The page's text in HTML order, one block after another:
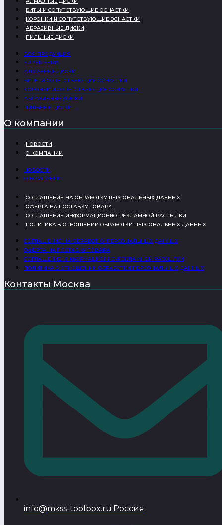
БИТЫ И СОПУТСТВУЮЩИЕ ОСНАСТКИ
КОРОНКИ И СОПУТСТВУЮЩИЕ ОСНАСТКИ
АБРАЗИВНЫЕ ДИСКИ
ПИЛЬНЫЕ ДИСКИ
ВСЯ ПРОДУКЦИЯ
SUPER SERIA
АЛМАЗНЫЕ ДИСКИ
БИТЫ И СОПУТСТВУЮЩИЕ ОСНАСТКИ
КОРОНКИ И СОПУТСТВУЮЩИЕ ОСНАСТКИ
АБРАЗИВНЫЕ ДИСКИ
ПИЛЬНЫЕ ДИСКИ
О компании
НОВОСТИ
О КОМПАНИИ
НОВОСТИ
О КОМПАНИИ
СОГЛАШЕНИЕ НА ОБРАБОТКУ ПЕРСОНАЛЬНЫХ ДАННЫХ
ОФЕРТА НА ПОСТАВКУ ТОВАРА
СОГЛАШЕНИЕ ИНФОРМАЦИОННО-РЕКЛАМНОЙ РАССЫЛКИ
ПОЛИТИКА В ОТНОШЕНИИ ОБРАБОТКИ ПЕРСОНАЛЬНЫХ ДАННЫХ
СОГЛАШЕНИЕ НА ОБРАБОТКУ ПЕРСОНАЛЬНЫХ ДАННЫХ
ОФЕРТА НА ПОСТАВКУ ТОВАРА
СОГЛАШЕНИЕ ИНФОРМАЦИОННО-РЕКЛАМНОЙ РАССЫЛКИ
ПОЛИТИКА В ОТНОШЕНИИ ОБРАБОТКИ ПЕРСОНАЛЬНЫХ ДАННЫХ
Контакты Москва
info@mkss-toolbox.ru Россия